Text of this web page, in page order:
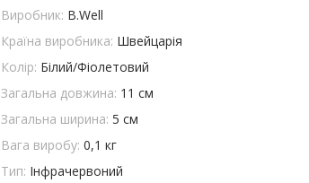
Виробник: B.Well
Країна виробника: Швейцарія
Колір: Білий/Фіолетовий
Загальна довжина: 11 см
Загальна ширина: 5 см
Вага виробу: 0,1 кг
Тип: Інфрачервоний